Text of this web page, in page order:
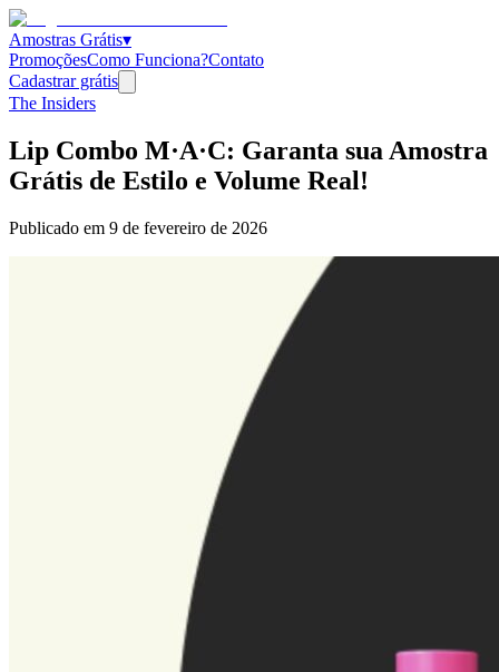
Amostras Grátis▾
PromoçõesComo Funciona?Contato
Cadastrar grátis
The Insiders
Lip Combo M·A·C: Garanta sua Amostra
Grátis de Estilo e Volume Real!
Publicado em 9 de fevereiro de 2026